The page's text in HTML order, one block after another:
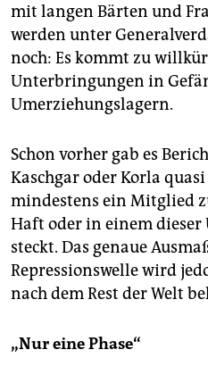
mit langen Bärten und
werden unter
noch: Es kommt zu
Unterbringungen in
Umerziehungslagern.
Schon vorher gab es
Kaschgar oder Korla
mindestens ein Mitglied
Haft oder in einem dieser
steckt. Das genaue
Repressionswelle wird
nach dem Rest der Welt
„Nur eine Phase“